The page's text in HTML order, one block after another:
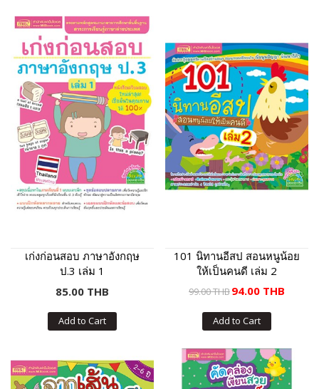
เก่งก่อนสอบ ภาษาอังกฤษ
ป.3 เล่ม 1
85.00 THB
Add to Cart
101 นิทานอีสป สอนหนูน้อย
ให้เป็นคนดี เล่ม 2
99.00 THB94.00 THB
Add to Cart